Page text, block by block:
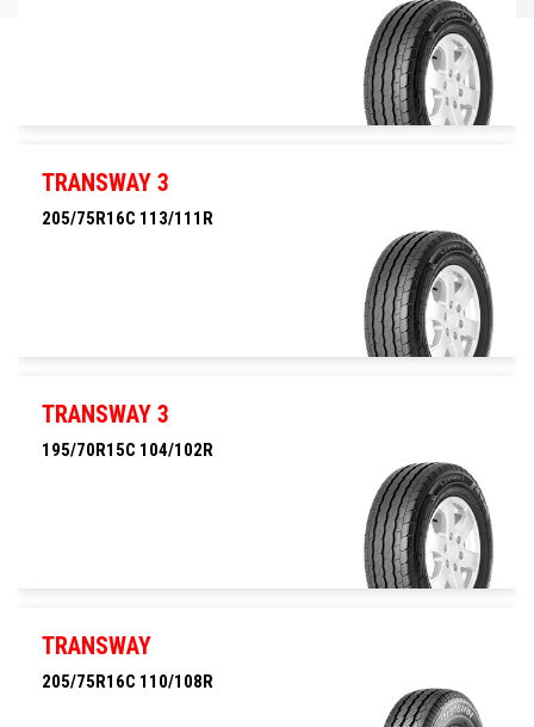
TRANSWAY 3
205/75R16C 113/111R
TRANSWAY 3
195/70R15C 104/102R
TRANSWAY
205/75R16C 110/108R